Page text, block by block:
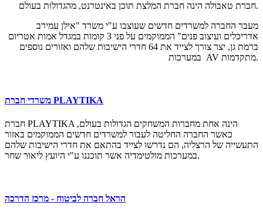
חברת טאבולה הינה חברת המלצת תוכן באינטרנט, מהגדולות בעולם.
מעבר החברה למשרדים חדשים שעוצבו ע"י משרד "אילן עמירב
אדריכלים ועיצוב פנים" הממוקמים על פני 3 קומות במגדל אמות אטריום
ברמת גן, יצר צורך לצייד את 64 חדרי הישיבות שלהם ואזורים נוספים
במערכות AV מתקדמות.
משרדי חברת PLAYTIKA
חברת PLAYTIKA הינה אחת מחברות המשחקים הגדולות בעולם,
כאשר החברה החליטה לעבור למשרדים חדשים הממוקמים באזור
התעשייה של הרצליה, הם נדרשו לצייד בהתאם את חדרי הישיבות שלהם
במערכות מולטימדיה אשר תוכננו ע"י היועץ ליאור שחר.
הראל חברה לביטוח - מרכז הדרכה